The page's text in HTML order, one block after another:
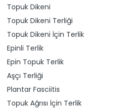
Topuk Dikeni
Topuk Dikeni Terliği
Topuk Dikeni İçin Terlik
Epinli Terlik
Epin Topuk Terlik
Aşçı Terliği
Plantar Fasciitis
Topuk Ağrısı İçin Terlik